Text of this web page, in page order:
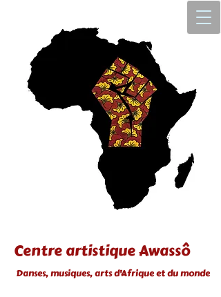
Centre artistique Awassô
Danses, musiques, arts d'Afrique et du monde